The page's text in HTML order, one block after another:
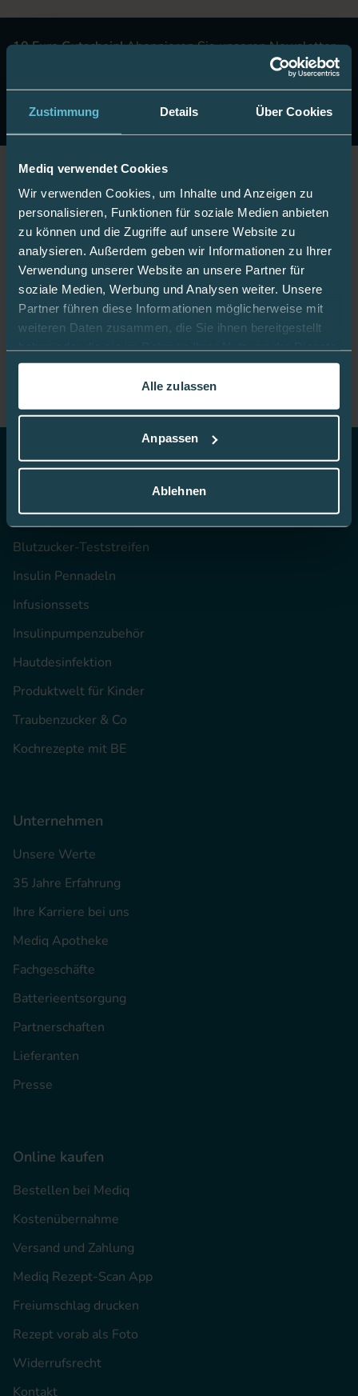
Zustimmung Details Über Cookies
Mediq verwendet Cookies
Wir verwenden Cookies, um Inhalte und Anzeigen zu
personalisieren, Funktionen für soziale Medien anbieten
zu können und die Zugriffe auf unsere Website zu
analysieren. Außerdem geben wir Informationen zu Ihrer
Verwendung unserer Website an unsere Partner für
soziale Medien, Werbung und Analysen weiter. Unsere
Partner führen diese Informationen möglicherweise mit
weiteren Daten zusammen, die Sie ihnen bereitgestellt
gesammelt haben.
In dieser
Alle zulassen
Anpassen
Ablehnen
10 Euro Gutschein!Abonnieren Sie unseren Newsletter
& erhalten Sie einen Gutschein im Wert von 10 Euro auf
Ihre nächste Onlinebestellung.
Jetzt anmelden
Jetzt Fan werden!
Bleiben Sie gut informiert:
Mediq App
CGM
Blutzucker-Teststreifen
Insulin Pennadeln
Infusionssets
Insulinpumpenzubehör
Hautdesinfektion
Produktwelt für Kinder
Traubenzucker & Co
Kochrezepte mit BE
Unternehmen
Unsere Werte
35 Jahre Erfahrung
Ihre Karriere bei uns
Mediq Apotheke
Fachgeschäfte
Batterieentsorgung
Partnerschaften
Lieferanten
Presse
Online kaufen
Bestellen bei Mediq
Kostenübernahme
Versand und Zahlung
Mediq Rezept-Scan App
Freiumschlag drucken
Rezept vorab als Foto
Widerrufsrecht
Kontakt